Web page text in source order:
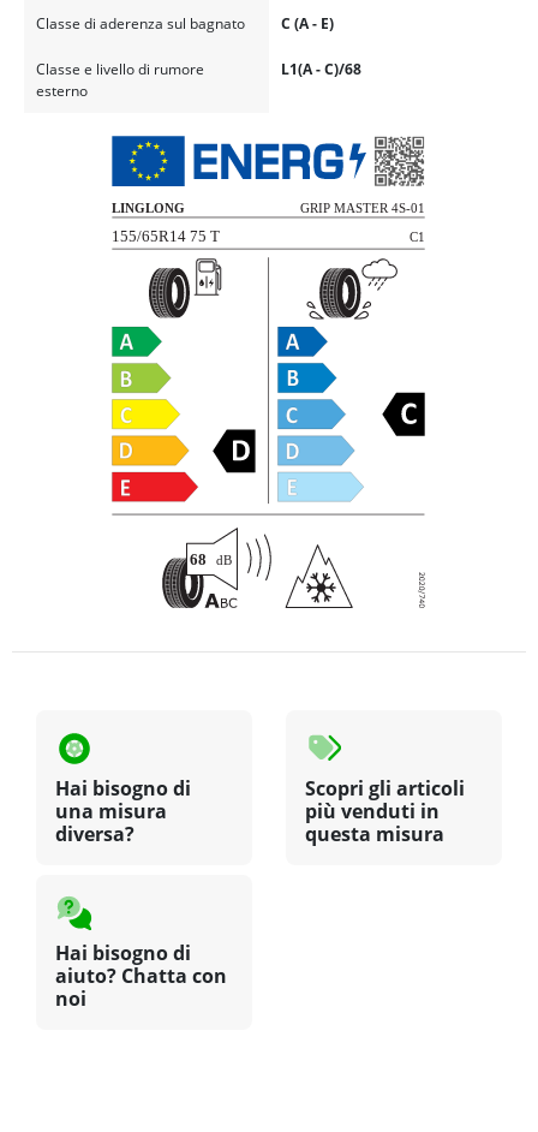
Classe di aderenza sul bagnato C (A - E)
Classe e livello di rumore
esterno
L1(A - C)/68
Hai bisogno di
una misura
diversa?
Scopri gli articoli
più venduti in
questa misura
Hai bisogno di
aiuto? Chatta con
noi